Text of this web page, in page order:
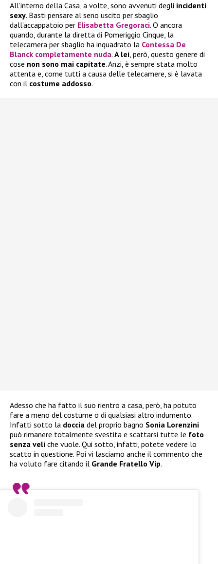
All’interno della Casa, a volte, sono avvenuti degli incidenti
sexy. Basti pensare al seno uscito per sbaglio
dall’accappatoio per Elisabetta Gregoraci. O ancora
quando, durante la diretta di Pomeriggio Cinque, la
telecamera per sbaglio ha inquadrato la Contessa De
Blanck completamente nuda. A lei, però, questo genere di
cose non sono mai capitate. Anzi, è sempre stata molto
attenta e, come tutti a causa delle telecamere, si è lavata
con il costume addosso.
Adesso che ha fatto il suo rientro a casa, però, ha potuto
fare a meno del costume o di qualsiasi altro indumento.
Infatti sotto la doccia del proprio bagno Sonia Lorenzini
può rimanere totalmente svestita e scattarsi tutte le foto
senza veli che vuole. Qui sotto, infatti, potete vedere lo
scatto in questione. Poi vi lasciamo anche il commento che
ha voluto fare citando il Grande Fratello Vip.